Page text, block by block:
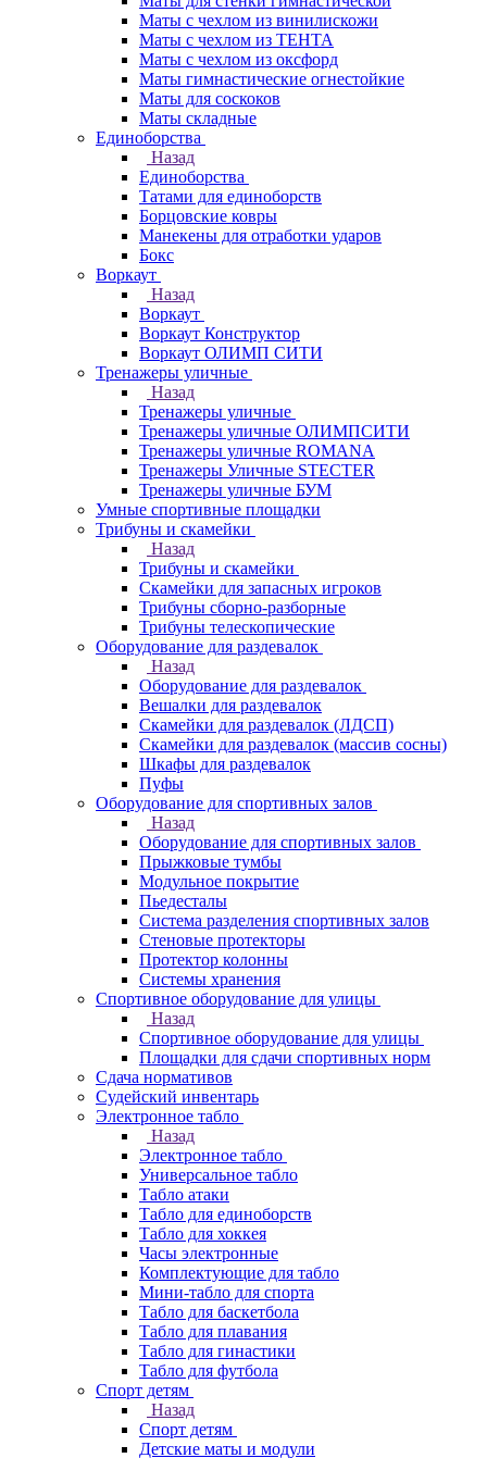
Маты с чехлом из винилискожи
Маты с чехлом из ТЕНТА
Маты с чехлом из оксфорд
Маты гимнастические огнестойкие
Маты для соскоков
Маты складные
Единоборства
Назад
Единоборства
Татами для единоборств
Борцовские ковры
Манекены для отработки ударов
Бокс
Воркаут
Назад
Воркаут
Воркаут Конструктор
Воркаут ОЛИМП СИТИ
Тренажеры уличные
Назад
Тренажеры уличные
Тренажеры уличные ОЛИМПСИТИ
Тренажеры уличные ROMANA
Тренажеры Уличные STECTER
Тренажеры уличные БУМ
Умные спортивные площадки
Трибуны и скамейки
Назад
Трибуны и скамейки
Скамейки для запасных игроков
Трибуны сборно-разборные
Трибуны телескопические
Оборудование для раздевалок
Назад
Оборудование для раздевалок
Вешалки для раздевалок
Скамейки для раздевалок (ЛДСП)
Скамейки для раздевалок (массив сосны)
Шкафы для раздевалок
Пуфы
Оборудование для спортивных залов
Назад
Оборудование для спортивных залов
Прыжковые тумбы
Модульное покрытие
Пьедесталы
Система разделения спортивных залов
Стеновые протекторы
Протектор колонны
Системы хранения
Спортивное оборудование для улицы
Назад
Спортивное оборудование для улицы
Площадки для сдачи спортивных норм
Сдача нормативов
Судейский инвентарь
Электронное табло
Назад
Электронное табло
Универсальное табло
Табло атаки
Табло для единоборств
Табло для хоккея
Часы электронные
Комплектующие для табло
Мини-табло для спорта
Табло для баскетбола
Табло для плавания
Табло для гинастики
Табло для футбола
Спорт детям
Назад
Спорт детям
Детские маты и модули